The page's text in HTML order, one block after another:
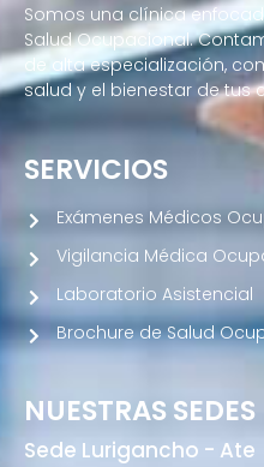
Somos una clínica
Salud Ocupacional.
de alta especialización,
salud y el bienestar de tus
NUESTRAS SEDES
Sede Lurigancho - Ate
SERVICIOS
Exámenes Médicos
Vigilancia Médica
Laboratorio Asistencial
Brochure de Salud